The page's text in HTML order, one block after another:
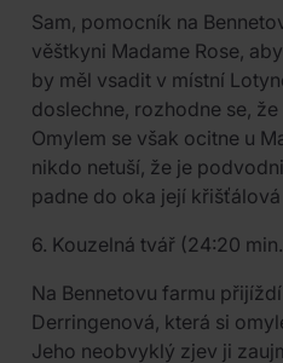
Sam, pomocník na
věštkyni Madame Rose,
by měl vsadit v místní
doslechne, rozhodne se,
Omylem se však ocitne u
nikdo netuší, že je
padne do oka její
6. Kouzelná tvář (24:20
Na Bennetovu farmu
Derringenová, která si
Jeho neobvyklý zjev ji